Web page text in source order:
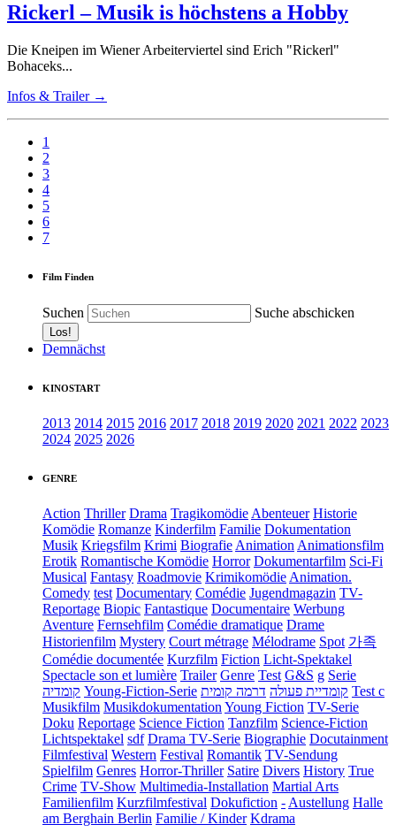
Rickerl – Musik is höchstens a Hobby
Die Kneipen im Wiener Arbeiterviertel sind Erich "Rickerl"
Bohaceks...
Infos & Trailer →
1
2
3
4
5
6
7
Film Finden
Suchen Suche abschicken
Demnächst
KINOSTART
2013 2014 2015 2016 2017 2018 2019 2020 2021 2022 2023
2024 2025 2026
GENRE
Action Thriller Drama Tragikomödie Abenteuer Historie
Komödie Romanze Kinderfilm Familie Dokumentation
Musik Kriegsfilm Krimi Biografie Animation Animationsfilm
Erotik Romantische Komödie Horror Dokumentarfilm Sci-Fi
Musical Fantasy Roadmovie Krimikomödie Animation.
Comedy test Documentary Comédie Jugendmagazin TV-
Reportage Biopic Fantastique Documentaire Werbung
Aventure Fernsehfilm Comédie dramatique Drame
Historienfilm Mystery Court métrage Mélodrame Spot 가족
Comédie documentée Kurzfilm Fiction Licht-Spektakel
Spectacle son et lumière Trailer Genre Test G&S g Serie
קומדיה Young-Fiction-Serie קומדיית פעולה דרמה קומית
Test c
Musikfilm Musikdokumentation Young Fiction TV-Serie
Doku Reportage Science Fiction Tanzfilm Science-Fiction
Lichtspektakel sdf Drama TV-Serie Biographie Docutainment
Filmfestival Western Festival Romantik TV-Sendung
Spielfilm Genres Horror-Thriller Satire Divers History True
Crime TV-Show Multimedia-Installation Martial Arts
Familienfilm Kurzfilmfestival Dokufiction - Austellung Halle
am Berghain Berlin Familie / Kinder Kdrama